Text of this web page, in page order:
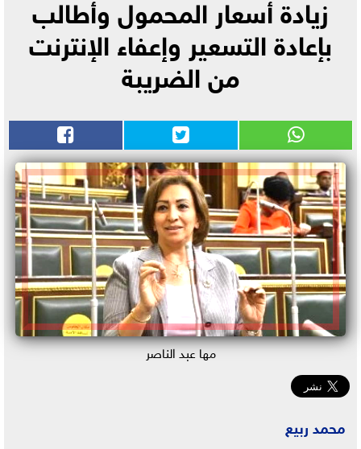
زيادة أسعار المحمول وأطالب
بإعادة التسعير وإعفاء الإنترنت
من الضريبة
مها عبد الناصر
محمد ربيع